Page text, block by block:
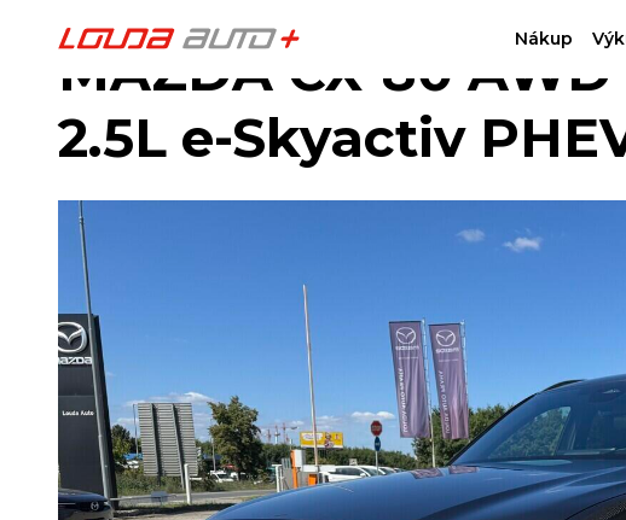
Nákup
MAZDA CX-80
2.5L e-Skyactiv